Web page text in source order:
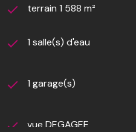
terrain 1 588 m²
1 salle(s) d'eau
1 garage(s)
vue DEGAGEE